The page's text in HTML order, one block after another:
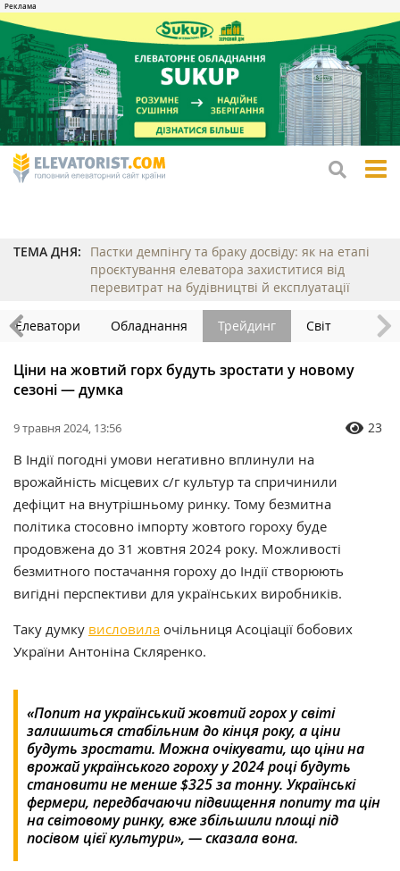
ТЕМА ДНЯ:
Пастки демпінгу та браку досвіду: як на етапі
проєктування елеватора захиститися від
перевитрат на будівництві й експлуатації
Елеватори Обладнання Трейдинг Світ
Ціни на жовтий горх будуть зростати у новому
сезоні — думка
9 травня 2024, 13:56 23
В Індії погодні умови негативно вплинули на
врожайність місцевих с/г культур та спричинили
дефіцит на внутрішньому ринку. Тому безмитна
політика стосовно імпорту жовтого гороху буде
продовжена до 31 жовтня 2024 року. Можливості
безмитного постачання гороху до Індії створюють
вигідні перспективи для українських виробників.
Таку думку висловила очільниця Асоціації бобових
України Антоніна Скляренко.
«Попит на український жовтий горох у світі
залишиться стабільним до кінця року, а ціни
будуть зростати. Можна очікувати, що ціни на
врожай українського гороху у 2024 році будуть
становити не менше $325 за тонну. Українські
фермери, передбачаючи підвищення попиту та цін
на світовому ринку, вже збільшили площі під
посівом цієї культури», — сказала вона.